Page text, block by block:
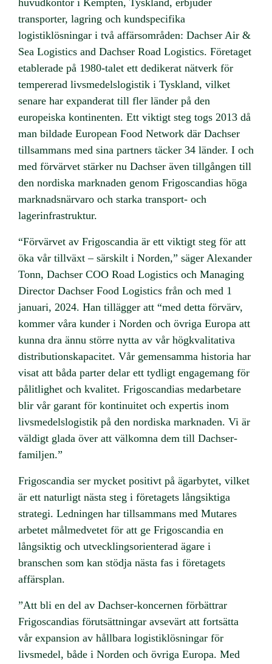
huvudkontor i Kempten, Tyskland, erbjuder
transporter, lagring och kundspecifika
logistiklösningar i två affärsområden: Dachser Air &
Sea Logistics and Dachser Road Logistics. Företaget
etablerade på 1980-talet ett dedikerat nätverk för
tempererad livsmedelslogistik i Tyskland, vilket
senare har expanderat till fler länder på den
europeiska kontinenten. Ett viktigt steg togs 2013 då
man bildade European Food Network där Dachser
tillsammans med sina partners täcker 34 länder. I och
med förvärvet stärker nu Dachser även tillgången till
den nordiska marknaden genom Frigoscandias höga
marknadsnärvaro och starka transport- och
lagerinfrastruktur.
“Förvärvet av Frigoscandia är ett viktigt steg för att
öka vår tillväxt – särskilt i Norden,” säger Alexander
Tonn, Dachser COO Road Logistics och Managing
Director Dachser Food Logistics från och med 1
januari, 2024. Han tillägger att “med detta förvärv,
kommer våra kunder i Norden och övriga Europa att
kunna dra ännu större nytta av vår högkvalitativa
distributionskapacitet. Vår gemensamma historia har
visat att båda parter delar ett tydligt engagemang för
pålitlighet och kvalitet. Frigoscandias medarbetare
blir vår garant för kontinuitet och expertis inom
livsmedelslogistik på den nordiska marknaden. Vi är
väldigt glada över att välkomna dem till Dachser-
familjen.”
Frigoscandia ser mycket positivt på ägarbytet, vilket
är ett naturligt nästa steg i företagets långsiktiga
strategi. Ledningen har tillsammans med Mutares
arbetet målmedvetet för att ge Frigoscandia en
långsiktig och utvecklingsorienterad ägare i
branschen som kan stödja nästa fas i företagets
affärsplan.
”Att bli en del av Dachser-koncernen förbättrar
Frigoscandias förutsättningar avsevärt att fortsätta
vår expansion av hållbara logistiklösningar för
livsmedel, både i Norden och övriga Europa. Med